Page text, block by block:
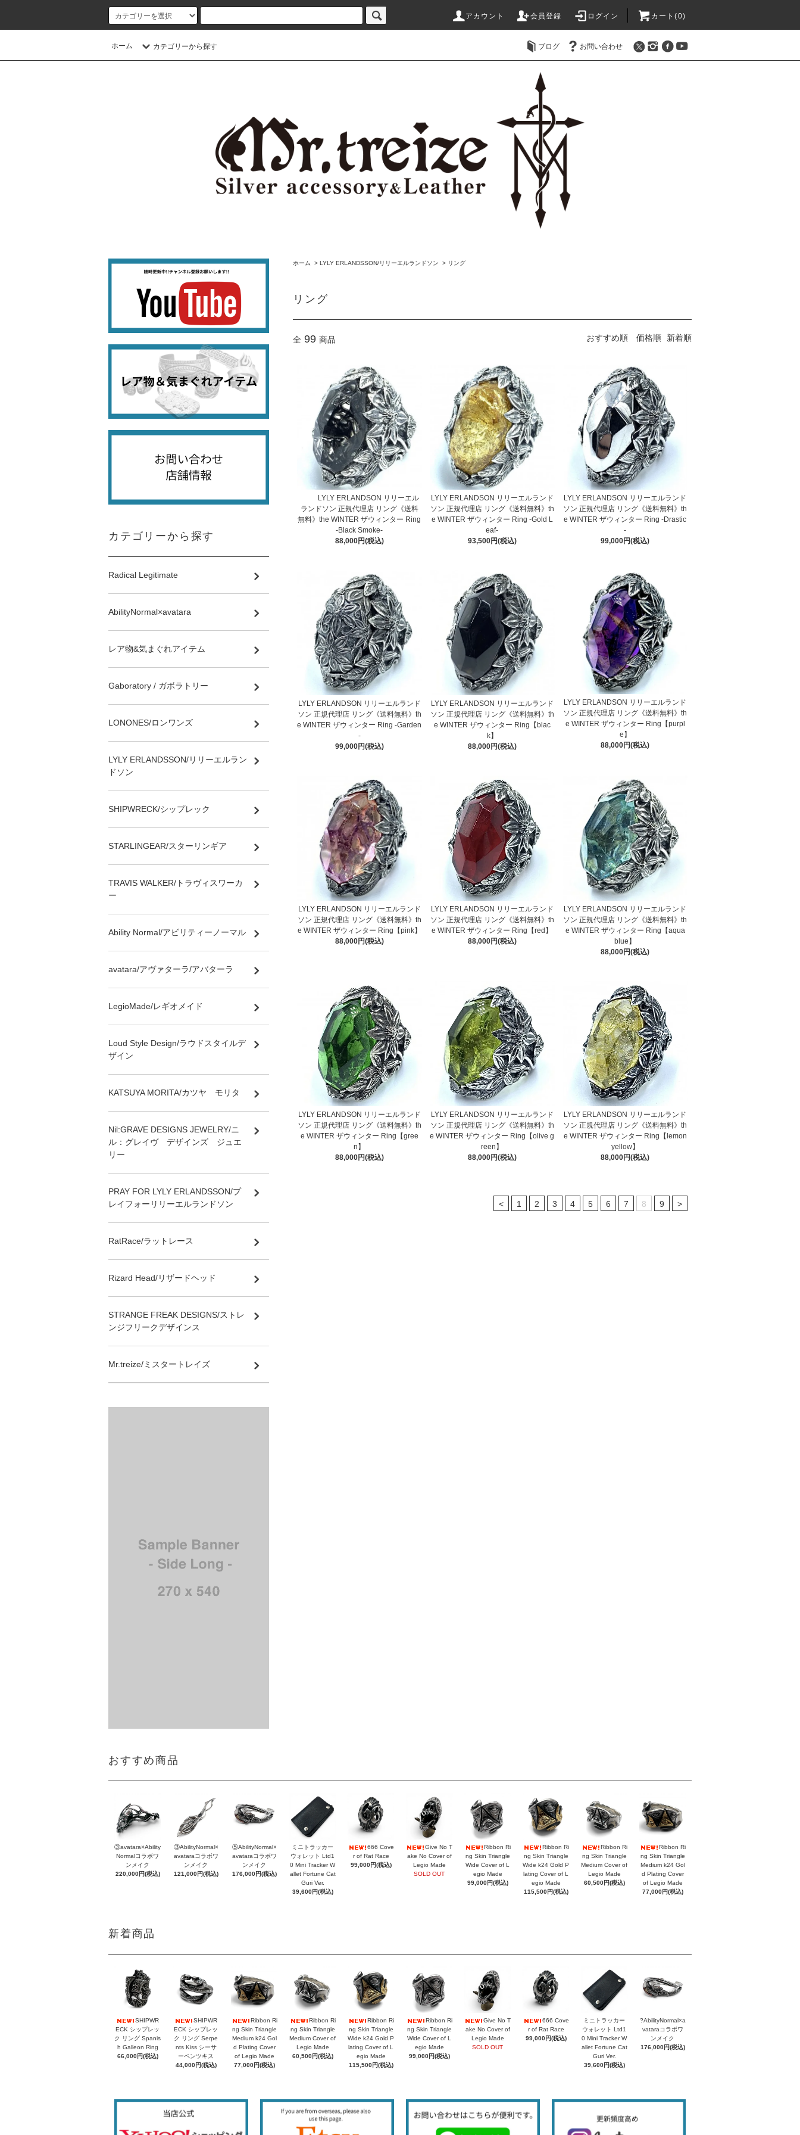
アカウント 会員登録 ログイン カート(0)
ホーム カテゴリーから探す ブログ お問い合わせ
ホーム > LYLY ERLANDSSON/リリーエルランドソン > リング
リング
全 99 商品 おすすめ順 価格順 新着順
LYLY ERLANDSON リリーエル
ランドソン 正規代理店 リング《送料
無料》the WINTER ザウィンター Ring
-Black Smoke-
88,000円(税込)
LYLY ERLANDSON リリーエルランド
ソン 正規代理店 リング《送料無料》th
e WINTER ザウィンター Ring -Gold L
eaf-
93,500円(税込)
LYLY ERLANDSON リリーエルランド
ソン 正規代理店 リング《送料無料》th
e WINTER ザウィンター Ring -Drastic
-
99,000円(税込)
LYLY ERLANDSON リリーエルランド
ソン 正規代理店 リング《送料無料》th
e WINTER ザウィンター Ring -Garden
-
99,000円(税込)
LYLY ERLANDSON リリーエルランド
ソン 正規代理店 リング《送料無料》th
e WINTER ザウィンター Ring【blac
k】
88,000円(税込)
LYLY ERLANDSON リリーエルランド
ソン 正規代理店 リング《送料無料》th
e WINTER ザウィンター Ring【purpl
e】
88,000円(税込)
LYLY ERLANDSON リリーエルランド
ソン 正規代理店 リング《送料無料》th
e WINTER ザウィンター Ring【pink】
88,000円(税込)
LYLY ERLANDSON リリーエルランド
ソン 正規代理店 リング《送料無料》th
e WINTER ザウィンター Ring【red】
88,000円(税込)
LYLY ERLANDSON リリーエルランド
ソン 正規代理店 リング《送料無料》th
e WINTER ザウィンター Ring【aqua
blue】
88,000円(税込)
LYLY ERLANDSON リリーエルランド
ソン 正規代理店 リング《送料無料》th
e WINTER ザウィンター Ring【gree
n】
88,000円(税込)
LYLY ERLANDSON リリーエルランド
ソン 正規代理店 リング《送料無料》th
e WINTER ザウィンター Ring【olive g
reen】
88,000円(税込)
LYLY ERLANDSON リリーエルランド
ソン 正規代理店 リング《送料無料》th
e WINTER ザウィンター Ring【lemon
yellow】
88,000円(税込)
< 1 2 3 4 5 6 7 8 9 >
カテゴリーから探す
Radical Legitimate
AbilityNormal×avatara
レア物&気まぐれアイテム
Gaboratory / ガボラトリー
LONONES/ロンワンズ
LYLY ERLANDSSON/リリーエルラン
ドソン
SHIPWRECK/シップレック
STARLINGEAR/スターリンギア
TRAVIS WALKER/トラヴィスワーカ
ー
Ability Normal/アビリティーノーマル
avatara/アヴァターラ/アバターラ
LegioMade/レギオメイド
Loud Style Design/ラウドスタイルデ
ザイン
KATSUYA MORITA/カツヤ モリタ
Nil:GRAVE DESIGNS JEWELRY/ニ
ル：グレイヴ デザインズ ジュエ
リー
PRAY FOR LYLY ERLANDSSON/プ
レイフォーリリーエルランドソン
RatRace/ラットレース
Rizard Head/リザードヘッド
STRANGE FREAK DESIGNS/ストレ
ンジフリークデザインス
Mr.treize/ミスタートレイズ
おすすめ商品
③avatara×Ability
Normalコラボワ
ンメイク
220,000円(税込)
③AbilityNormal×
avataraコラボワ
ンメイク
121,000円(税込)
⑤AbilityNormal×
avataraコラボワ
ンメイク
176,000円(税込)
ミニトラッカー
ウォレット Ltd1
0 Mini Tracker W
allet Fortune Cat
Guri Ver.
39,600円(税込)
666 Cove
r of Rat Race
99,000円(税込)
Give No T
ake No Cover of
Legio Made
SOLD OUT
Ribbon Ri
ng Skin Triangle
Wide Cover of L
egio Made
99,000円(税込)
Ribbon Ri
ng Skin Triangle
Wide k24 Gold P
lating Cover of L
egio Made
115,500円(税込)
Ribbon Ri
ng Skin Triangle
Medium Cover of
Legio Made
60,500円(税込)
Ribbon Ri
ng Skin Triangle
Medium k24 Gol
d Plating Cover
of Legio Made
77,000円(税込)
新着商品
SHIPWR
ECK シップレッ
ク リング Spanis
h Galleon Ring
66,000円(税込)
SHIPWR
ECK シップレッ
ク リング Serpe
nts Kiss シーサ
ーペンツキス
44,000円(税込)
Ribbon Ri
ng Skin Triangle
Medium k24 Gol
d Plating Cover
of Legio Made
77,000円(税込)
Ribbon Ri
ng Skin Triangle
Medium Cover of
Legio Made
60,500円(税込)
Ribbon Ri
ng Skin Triangle
Wide k24 Gold P
lating Cover of L
egio Made
115,500円(税込)
Ribbon Ri
ng Skin Triangle
Wide Cover of L
egio Made
99,000円(税込)
Give No T
ake No Cover of
Legio Made
SOLD OUT
666 Cove
r of Rat Race
99,000円(税込)
ミニトラッカー
ウォレット Ltd1
0 Mini Tracker W
allet Fortune Cat
Guri Ver.
39,600円(税込)
?AbilityNormal×a
vataraコラボワ
ンメイク
176,000円(税込)